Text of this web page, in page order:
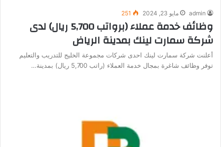
admin مايو 23, 2024 251
وظائف خدمة عملاء (برواتب 5,700 ريال) لدى
شركة سمارت لينك بمدينة الرياض
أعلنت شركة سمارت لينك احدى شركات مجموعة الخليج للتدريب والتعليم
توفر وظائف شاغرة بمجال خدمة العملاء (راتب 5,700 ريال) بمدينة…